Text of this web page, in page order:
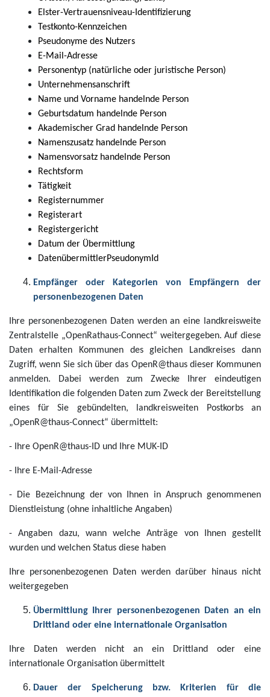
Elster-Vertrauensniveau-Identifizierung
Testkonto-Kennzeichen
Pseudonyme des Nutzers
E-Mail-Adresse
Personentyp (natürliche oder juristische Person)
Unternehmensanschrift
Name und Vorname handelnde Person
Geburtsdatum handelnde Person
Akademischer Grad handelnde Person
Namenszusatz handelnde Person
Namensvorsatz handelnde Person
Rechtsform
Tätigkeit
Registernummer
Registerart
Registergericht
Datum der Übermittlung
DatenübermittlerPseudonymId
Empfänger oder Kategorien von Empfängern der
personenbezogenen Daten
Ihre personenbezogenen Daten werden an eine landkreisweite
Zentralstelle „OpenRathaus-Connect“ weitergegeben. Auf diese
Daten erhalten Kommunen des gleichen Landkreises dann
Zugriff, wenn Sie sich über das OpenR@thaus dieser Kommunen
anmelden. Dabei werden zum Zwecke Ihrer eindeutigen
Identifikation die folgenden Daten zum Zweck der Bereitstellung
eines für Sie gebündelten, landkreisweiten Postkorbs an
„OpenR@thaus-Connect“ übermittelt:
- Ihre OpenR@thaus-ID und Ihre MUK-ID
- Ihre E-Mail-Adresse
- Die Bezeichnung der von Ihnen in Anspruch genommenen
Dienstleistung (ohne inhaltliche Angaben)
- Angaben dazu, wann welche Anträge von Ihnen gestellt
wurden und welchen Status diese haben
Ihre personenbezogenen Daten werden darüber hinaus nicht
weitergegeben
Übermittlung Ihrer personenbezogenen Daten an ein
Drittland oder eine internationale Organisation
Ihre Daten werden nicht an ein Drittland oder eine
internationale Organisation übermittelt
Dauer der Speicherung bzw. Kriterien für die